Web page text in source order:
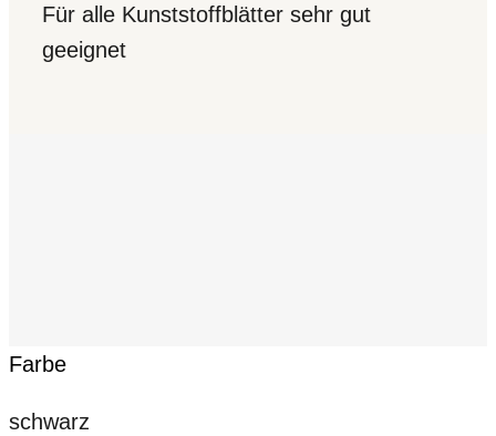
Für alle Kunststoffblätter sehr gut
geeignet
Farbe
schwarz